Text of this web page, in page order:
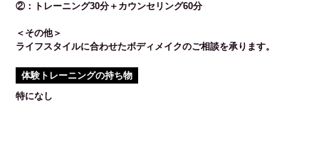
②：トレーニング30分＋カウンセリング60分
＜その他＞
ライフスタイルに合わせたボディメイクのご相談を承ります。
体験トレーニングの持ち物
特になし